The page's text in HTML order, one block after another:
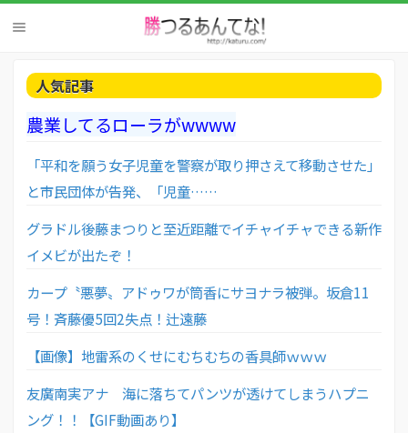
人気記事
農業してるローラがwwww
「平和を願う女子児童を警察が取り押さえて移動させた」
と市民団体が告発、「児童……
グラドル後藤まつりと至近距離でイチャイチャできる新作
イメビが出たぞ！
カープ〝悪夢〟アドゥワが筒香にサヨナラ被弾。坂倉11
号！斉藤優5回2失点！辻遠藤
【画像】地雷系のくせにむちむちの香具師ｗｗｗ
友廣南実アナ 海に落ちてパンツが透けてしまうハプニ
ング！！【GIF動画あり】